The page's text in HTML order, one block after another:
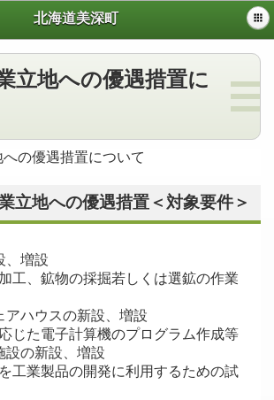
北海道美深町
立地への優遇措置に
の優遇措置について
立地への優遇措置＜対象要件＞
増設
工、鉱物の採掘若しくは選鉱の作業
ハウスの新設、増設
じた電子計算機のプログラム作成等
の新設、増設
工業製品の開発に利用するための試